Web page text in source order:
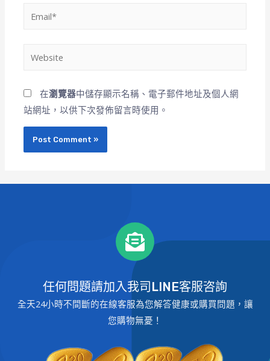
在瀏覽器中儲存顯示名稱、電子郵件地址及個人網
站網址，以供下次發佈留言時使用。
任何問題請加入我司LINE客服咨詢
全天24小時不間斷的在線客服為您解答健康或購買問題，讓
您購物無憂！